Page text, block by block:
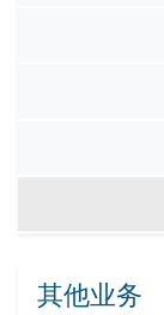
其他业务